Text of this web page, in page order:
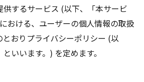
供するサービス (以下、「本サービ
おける、ユーザーの個人情報の取扱
とおりプライバシーポリシー (以
いいます。) を定めます。